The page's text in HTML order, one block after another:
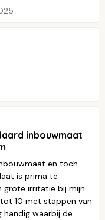
inbouwmaat
en toch
is prima te
grote irritatie bij mijn
10 met stappen van
waarbij de